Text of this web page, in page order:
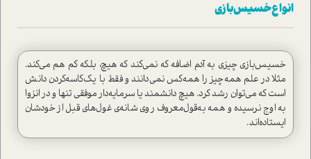
انواع خسیس‌بازي
خسیس‌بازی چیزی به آدم اضافه که نمی‌کند که هیچ، بلکه کم هم می‌کند.
مثلا در علم همه‌چیز را همه‌کس نمی‌دانند و فقط با یک‌کاسه‌کردن دانش
است که می‌توان رشد کرد. هیچ دانشمند یا سرمایه‌دار موفقی تنها و در انزوا
به اوج نرسیده و همه به‌قول‌معروف روی شانه‌ی غول‌های قبل از خودشان
ایستاده‌اند.